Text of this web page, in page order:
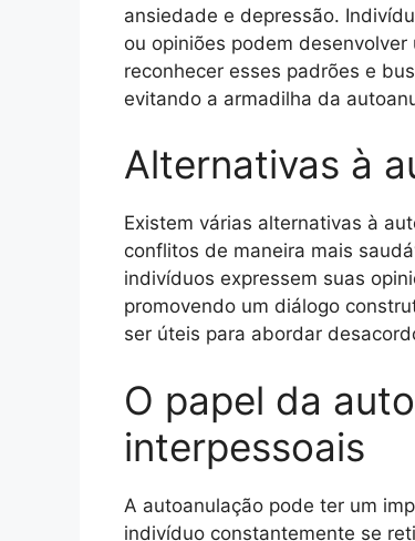
ansiedade e depressão.
ou opiniões podem
reconhecer esses padrões e
evitando a armadilha da
Alternativas à
Existem várias alternativas à
conflitos de maneira mais
indivíduos expressem suas
promovendo um diálogo
ser úteis para abordar
O papel da
interpessoais
A autoanulação pode ter um
indivíduo constantemente se